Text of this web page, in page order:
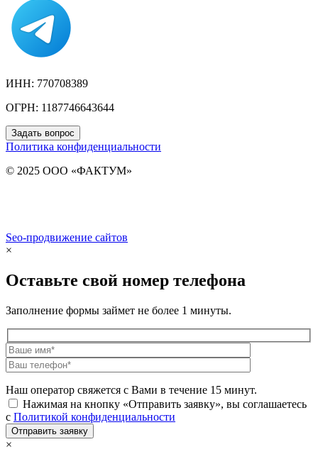
ИНН: 770708389
ОГРН: 1187746643644
Задать вопрос
Политика конфиденциальности
© 2025 ООО «ФАКТУМ»
Seo-продвижение сайтов
×
Оставьте свой номер телефона
Заполнение формы займет не более 1 минуты.
Наш оператор свяжется с Вами в течение 15 минут.
Нажимая на кнопку «Отправить заявку», вы соглашаетесь
с Политикой конфиденциальности
×